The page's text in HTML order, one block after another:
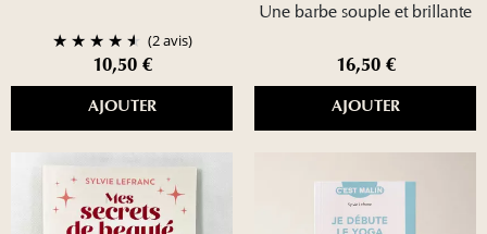
(2 avis)
10,50 €
AJOUTER
Une barbe souple et brillante
16,50 €
AJOUTER